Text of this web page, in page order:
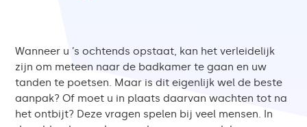
Wanneer u ’s ochtends opstaat, kan het verleidelijk
zijn om meteen naar de badkamer te gaan en uw
tanden te poetsen. Maar is dit eigenlijk wel de beste
aanpak? Of moet u in plaats daarvan wachten tot na
het ontbijt? Deze vragen spelen bij veel mensen. In